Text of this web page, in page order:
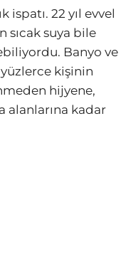
ispatı. 22 yıl evvel
sıcak suya bile
Banyo ve
kişinin
hijyene,
alanlarına kadar